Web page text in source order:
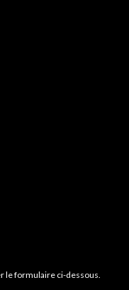
le formulaire ci-dessous.